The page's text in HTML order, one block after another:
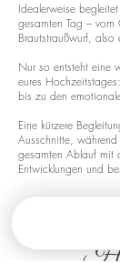
Idealerweise
gesamten Tag –
Brautstraußwurf,
Nur so entsteht eine
eures
bis zu den
Eine kürzere
Ausschnitte,
gesamten Ablauf mit
Entwicklungen und